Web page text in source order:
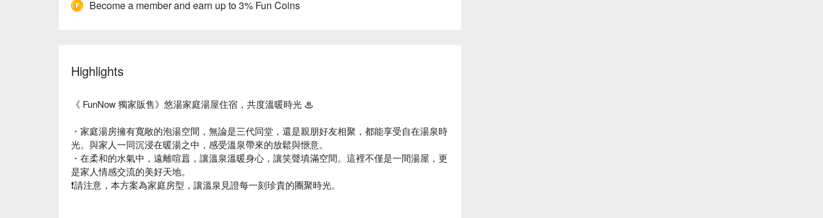
Become a member and earn up to 3% Fun Coins
Highlights
《 FunNow 獨家販售》悠湯家庭湯屋住宿，共度溫暖時光 ♨️
・家庭湯房擁有寬敞的泡湯空間，無論是三代同堂，還是親朋好友相聚，都能享受自在湯泉時
光。與家人一同沉浸在暖湯之中，感受溫泉帶來的放鬆與愜意。
・在柔和的水氣中，遠離喧囂，讓溫泉溫暖身心，讓笑聲填滿空間。這裡不僅是一間湯屋，更
是家人情感交流的美好天地。
❗️請注意，本方案為家庭房型，讓溫泉見證每一刻珍貴的團聚時光。